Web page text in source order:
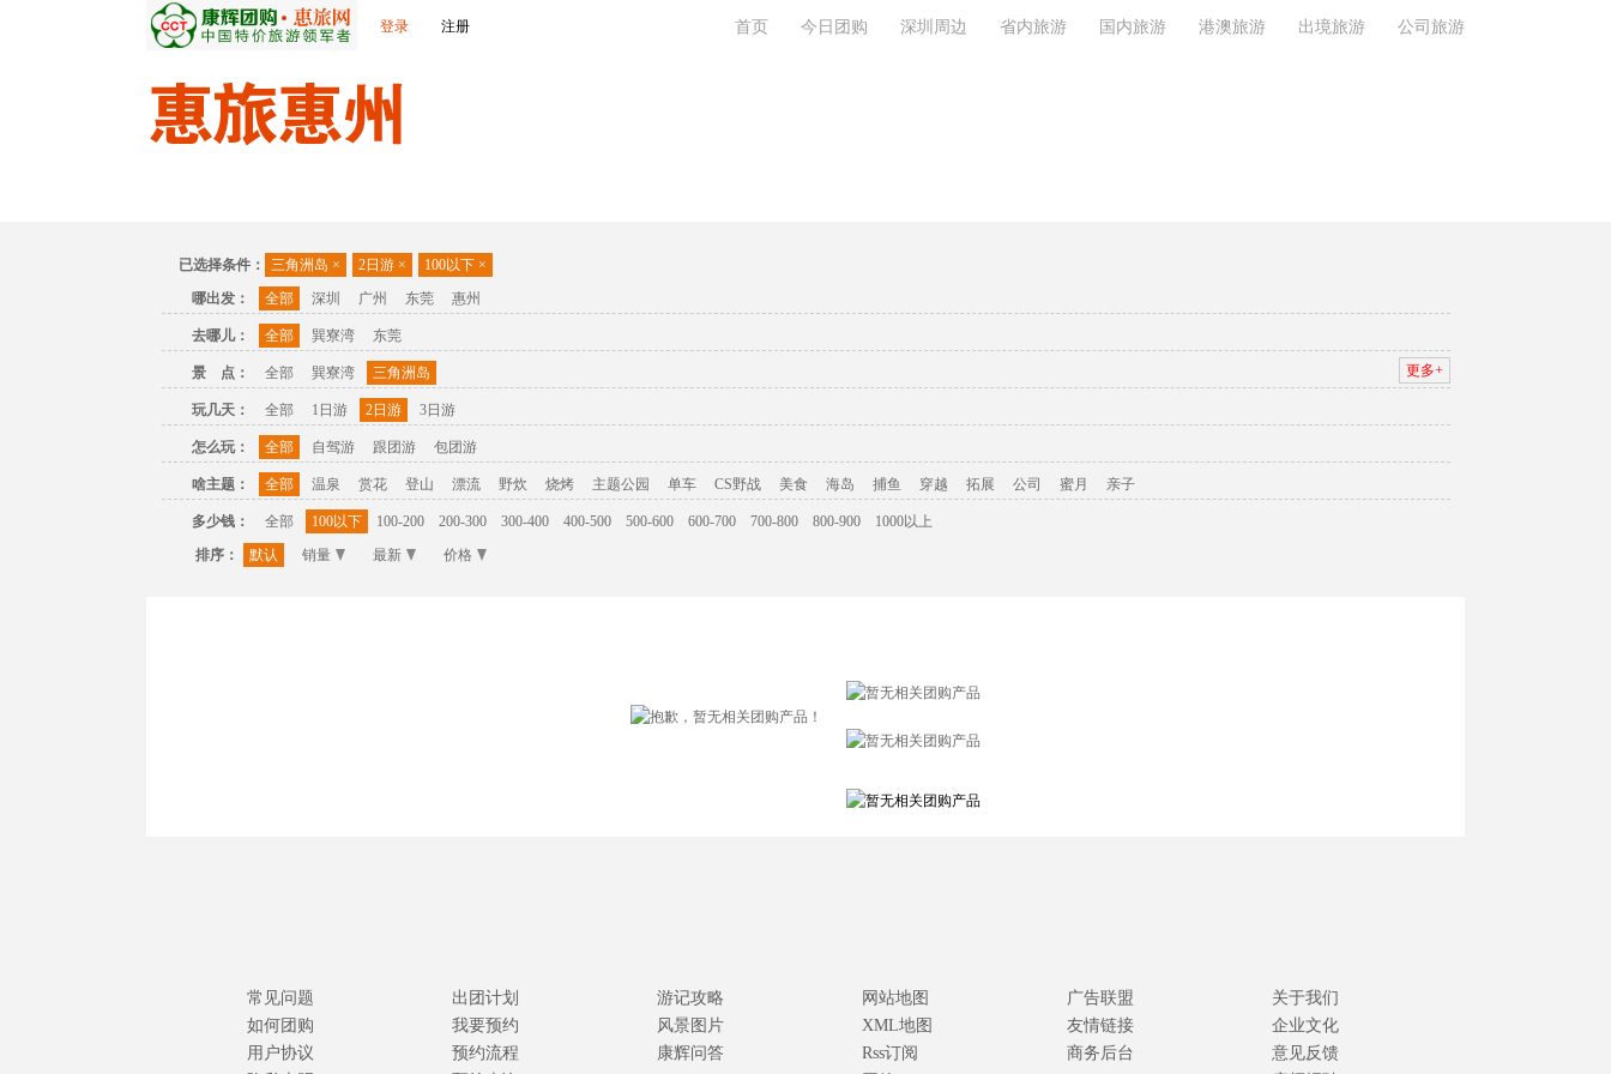
登录 注册 首页 今日团购 深圳周边 省内旅游 国内旅游 港澳旅游 出境旅游 公司旅游
已选择条件： 三角洲岛 × 2日游 × 100以下 ×
哪出发：
全部 深圳 广州 东莞 惠州
去哪儿： 全部 巽寮湾 东莞
景 点： 全部 巽寮湾 三角洲岛 更多+
玩几天： 全部 1日游 2日游 3日游
怎么玩： 全部 自驾游 跟团游 包团游
啥主题： 全部 温泉 赏花 登山 漂流 野炊 烧烤 主题公园 单车 CS野战 美食 海岛 捕鱼 穿越 拓展 公司 蜜月 亲子
多少钱： 全部 100以下 100-200 200-300 300-400 400-500 500-600 600-700 700-800 800-900
1000以上
排序：
默认 销量 最新 价格
常见问题
如何团购
用户协议
出团计划
我要预约
预约流程
游记攻略
风景图片
康辉问答
网站地图
XML地图
Rss订阅
广告联盟
友情链接
商务后台
关于我们
企业文化
意见反馈